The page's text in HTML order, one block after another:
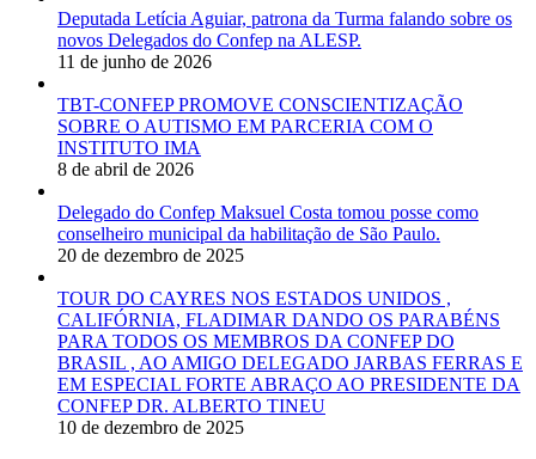
Deputada Letícia Aguiar, patrona da Turma falando sobre os
novos Delegados do Confep na ALESP.
11 de junho de 2026
TBT-CONFEP PROMOVE CONSCIENTIZAÇÃO
SOBRE O AUTISMO EM PARCERIA COM O
INSTITUTO IMA
8 de abril de 2026
Delegado do Confep Maksuel Costa tomou posse como
conselheiro municipal da habilitação de São Paulo.
20 de dezembro de 2025
TOUR DO CAYRES NOS ESTADOS UNIDOS ,
CALIFÓRNIA, FLADIMAR DANDO OS PARABÉNS
PARA TODOS OS MEMBROS DA CONFEP DO
BRASIL , AO AMIGO DELEGADO JARBAS FERRAS E
EM ESPECIAL FORTE ABRAÇO AO PRESIDENTE DA
CONFEP DR. ALBERTO TINEU
10 de dezembro de 2025